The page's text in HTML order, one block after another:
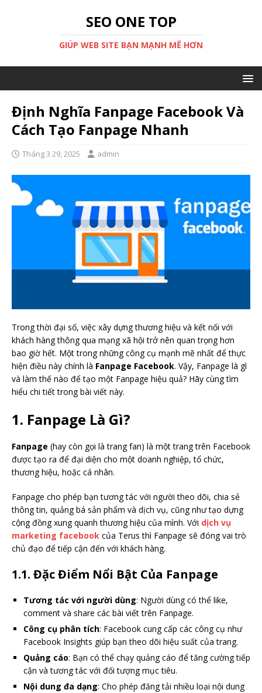
SEO ONE TOP
GIÚP WEB SITE BẠN MẠNH MẼ HƠN
Định Nghĩa Fanpage Facebook Và
Cách Tạo Fanpage Nhanh
Tháng 3 29, 2025 admin
Trong thời đại số, việc xây dựng thương hiệu và kết nối với
khách hàng thông qua mạng xã hội trở nên quan trọng hơn
bao giờ hết. Một trong những công cụ mạnh mẽ nhất để thực
hiện điều này chính là Fanpage Facebook. Vậy, Fanpage là gì
và làm thế nào để tạo một Fanpage hiệu quả? Hãy cùng tìm
hiểu chi tiết trong bài viết này.
1. Fanpage Là Gì?
Fanpage (hay còn gọi là trang fan) là một trang trên Facebook
được tạo ra để đại diện cho một doanh nghiệp, tổ chức,
thương hiệu, hoặc cá nhân.
Fanpage cho phép bạn tương tác với người theo dõi, chia sẻ
thông tin, quảng bá sản phẩm và dịch vụ, cũng như tạo dựng
cộng đồng xung quanh thương hiệu của mình. Với dịch vụ
marketing facebook của Terus thì Fanpage sẽ đóng vai trò
chủ đạo để tiếp cận đến với khách hàng.
1.1. Đặc Điểm Nổi Bật Của Fanpage
Tương tác với người dùng: Người dùng có thể like,
comment và share các bài viết trên Fanpage.
Công cụ phân tích: Facebook cung cấp các công cụ như
Facebook Insights giúp bạn theo dõi hiệu suất của trang.
Quảng cáo: Bạn có thể chạy quảng cáo để tăng cường tiếp
cận và tương tác với đối tượng mục tiêu.
Nội dung đa dạng: Cho phép đăng tải nhiều loại nội dung